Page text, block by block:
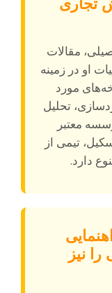
تجاری
مقالات
او در زمینه
مورد
تحلیل
معتبر
تیمی از
دارد.
نیز